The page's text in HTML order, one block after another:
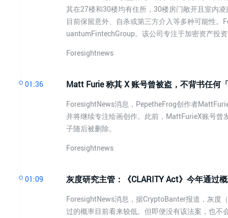
其在27楼和30楼均有住所，30楼房门敞开且室内
目前保留意外、自杀或第三方介入等多种可能性
uantumFintechGroup。该公司专注于加密资产投
Foresightnews
01:36 Matt Furie 称其 X 账号曾被盗，不背书任何
ForesightNews消息，PepetheFrog创作者
并将继续专注绘画创作。此前，MattFurieX账号曾
子随后被删除。
Foresightnews
01:09 灰度研究主管：《CLARITY Act》今年通过
ForesightNews消息，据CryptoBanter报道，灰度
过的概率目前看来较低。但即便没有该法案，也